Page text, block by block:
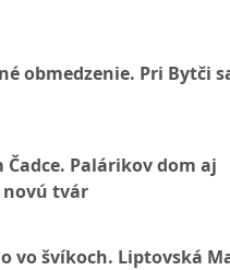
obmedzenie. Pri Bytči
Palárikov dom aj
tvár
vo švíkoch. Liptovská